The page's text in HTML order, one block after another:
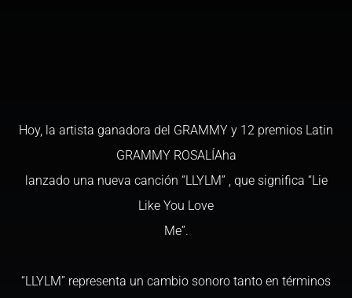
Hoy, la artista ganadora del GRAMMY y 12 premios Latin
GRAMMY ROSALÍAha
lanzado una nueva canción “LLYLM” , que significa “Lie
Like You Love
Me”.
“LLYLM” representa un cambio sonoro tanto en términos